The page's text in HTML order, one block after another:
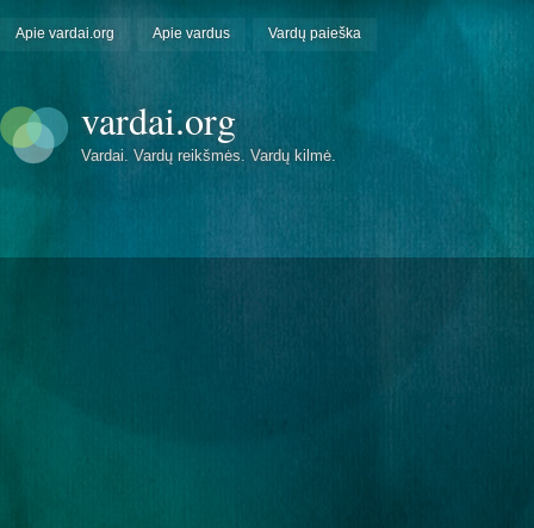
Apie vardai.org Apie vardus Vardų paieška
vardai.org
Vardai. Vardų reikšmės. Vardų kilmė.